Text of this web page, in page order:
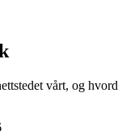
vårt, og